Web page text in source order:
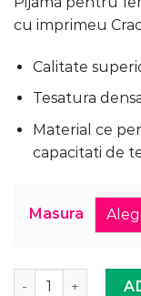
cu imprimeu
Calitate
Tesatura
Material ce
capacitati de
Masura
Cantitate Pijama